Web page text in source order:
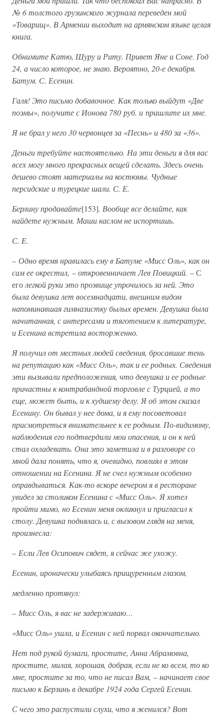
№ 6 толстого грузинского журнала переведен мой
«Товарищ». В Армении выходит на армянском языке целая
книга.
Обнимите Катю, Шуру и Риту. Привет Яне и Соне. Год
24, а число которое, не знаю. Вероятно, 20-е декабря.
Батум. С. Есенин.
Галя! Это письмо добавочное. Как только выйдут «Две
поэмы», получите с Ионова 780 руб. и пришлите их мне.
Я не брал у него 30 червонцев за «Песнь» и 480 за «36».
Деньги требуйте настоятельно. На эти деньги я для вас
всех могу много прекрасных вещей сделать. Здесь очень
дешево стоят материалы на костюмы. Чудные
персидские и турецкие шали. С. Е.
Берлину продавайте[153]. Вообще все делайте, как
найдете нужным. Маши каслом не испортишь.
С. Е.
– Одно время нравилась ему в Батуме «Мисс Оль», как он
сам ее окрестил, –откровенничает Лев Повицкий. – С
еголегкой руки это прозвище упрочилось за ней. Это
была девушка лет восемнадцати, внешним видом
напоминавшая гимназистку былых времен. Девушка была
начитанная, с интересами и тяготением к литературе,
и Есенина встретила восторженно.
Я получил от местных людей сведения, бросавшие тень
на репутацию как «Мисс Оль», так и ее родных. Сведения
эти вызывали предположения, что девушка и ее родные
причастны к контрабандной торговле с Турцией, а то
еще, может быть, и к худшему делу. Я об этом сказал
Есенину. Он бывал у нее дома, и я ему посоветовал
присмотреться внимательнее к ее родным. По-видимому,
наблюдения его подтвердили мои опасения, и он к ней
стал охладевать. Она это заметила и в разговоре со
мной дала понять, что я, очевидно, повлиял в этом
отношении на Есенина. Я не счел нужным особенно
оправдываться. Как-то вскоре вечером я в ресторане
увидел за столиком Есенина с «Мисс Оль». Я хотел
пройти мимо, но Есенин меня окликнул и пригласил к
столу. Девушка поднялась и, с вызовом глядя на меня,
произнесла:
– Если Лев Осипович сядет, я сейчас же ухожу.
Есенин, иронически улыбаясь прищуренным глазом,
медленно протянул:
– Мисс Оль, я вас не задерживаю…
«Мисс Оль» ушла, и Есенин с ней порвал окончательно.
Нет под рукой бумаги, простите, Анна Абрамовна,
простите, милая, хорошая, добрая, если не ко всем, то ко
мне, простите за то, что не писал Вам, – начинает свое
письмо к Берзинь в декабре 1924 года Сергей Есенин.
С чего это распустили слухи, что я женился? Вот